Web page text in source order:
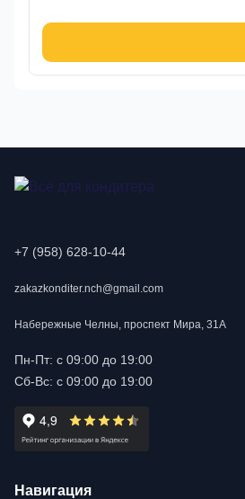
+7 (958) 628-10-44
zakazkonditer.nch@gmail.com
Набережные Челны, проспект Мира, 31А
Пн-Пт: с 09:00 до 19:00
Сб-Вс: с 09:00 до 19:00
Навигация